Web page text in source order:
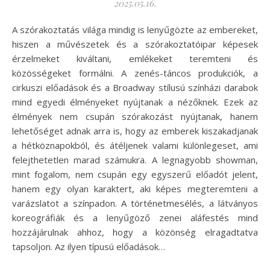
2025.05.16.
A szórakoztatás világa mindig is lenyűgözte az embereket,
hiszen a művészetek és a szórakoztatóipar képesek
érzelmeket kiváltani, emlékeket teremteni és
közösségeket formálni. A zenés-táncos produkciók, a
cirkuszi előadások és a Broadway stílusú színházi darabok
mind egyedi élményeket nyújtanak a nézőknek. Ezek az
élmények nem csupán szórakozást nyújtanak, hanem
lehetőséget adnak arra is, hogy az emberek kiszakadjanak
a hétköznapokból, és átéljenek valami különlegeset, ami
felejthetetlen marad számukra. A legnagyobb showman,
mint fogalom, nem csupán egy egyszerű előadót jelent,
hanem egy olyan karaktert, aki képes megteremteni a
varázslatot a színpadon. A történetmesélés, a látványos
koreográfiák és a lenyűgöző zenei aláfestés mind
hozzájárulnak ahhoz, hogy a közönség elragadtatva
tapsoljon. Az ilyen típusú előadások…